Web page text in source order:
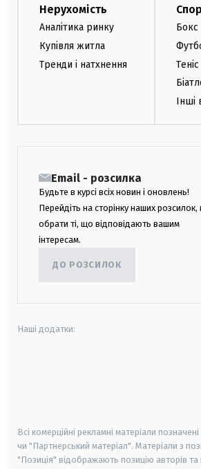
Нерухомість
Аналітика ринку
Купівля житла
Тренди і натхнення
Бокс
Теніс
Інші
Email - розсилка
Будьте в курсі всіх новин і оновлень!
Перейдіть на сторінку наших
обрати ті, що відповідають вашим
інтересам.
ДО РОЗСИЛОК
Наші додатки:
Всі комерційні рекламні матеріали
чи "Партнерський матеріал". Матеріали з
"Позиція" відображають позицію авторів